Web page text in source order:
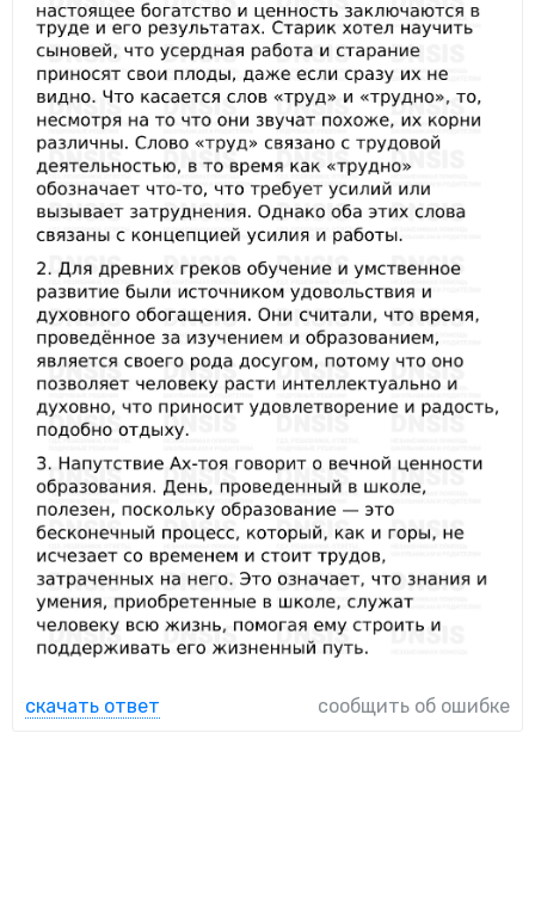
скачать ответ сообщить об ошибке